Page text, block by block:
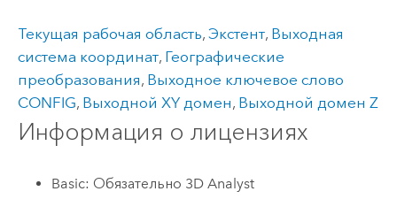
Текущая рабочая область, Экстент, Выходная
система координат, Географические
преобразования, Выходное ключевое слово
CONFIG, Выходной XY домен, Выходной домен Z
Информация о лицензиях
Basic: Обязательно 3D Analyst